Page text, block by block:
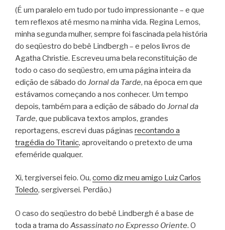
(É um paralelo em tudo por tudo impressionante – e que
tem reflexos até mesmo na minha vida. Regina Lemos,
minha segunda mulher, sempre foi fascinada pela história
do seqüestro do bebê Lindbergh – e pelos livros de
Agatha Christie. Escreveu uma bela reconstituição de
todo o caso do seqüestro, em uma página inteira da
edição de sábado do Jornal da Tarde, na época em que
estávamos começando a nos conhecer. Um tempo
depois, também para a edição de sábado do Jornal da
Tarde, que publicava textos amplos, grandes
reportagens, escrevi duas páginas recontando a
tragédia do Titanic, aproveitando o pretexto de uma
efeméride qualquer.
Xi, tergiversei feio. Ou, como diz meu amigo Luiz Carlos
Toledo, sergiversei. Perdão.)
O caso do seqüestro do bebê Lindbergh é a base de
toda a trama do Assassinato no Expresso Oriente. O